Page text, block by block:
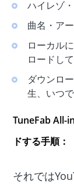
ハイレゾ
曲名・ア
ローカル
ロードし
ダウンロ
生、いつ
TuneFab All-
ドする手順：
それでは